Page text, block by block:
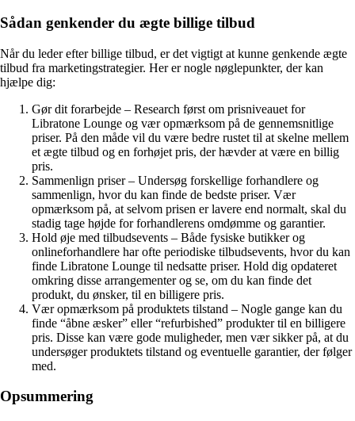
Sådan genkender du ægte billige tilbud
Når du leder efter billige tilbud, er det vigtigt at kunne genkende ægte
tilbud fra marketingstrategier. Her er nogle nøglepunkter, der kan
hjælpe dig:
Gør dit forarbejde – Research først om prisniveauet for
Libratone Lounge og vær opmærksom på de gennemsnitlige
priser. På den måde vil du være bedre rustet til at skelne mellem
et ægte tilbud og en forhøjet pris, der hævder at være en billig
pris.
Sammenlign priser – Undersøg forskellige forhandlere og
sammenlign, hvor du kan finde de bedste priser. Vær
opmærksom på, at selvom prisen er lavere end normalt, skal du
stadig tage højde for forhandlerens omdømme og garantier.
Hold øje med tilbudsevents – Både fysiske butikker og
onlineforhandlere har ofte periodiske tilbudsevents, hvor du kan
finde Libratone Lounge til nedsatte priser. Hold dig opdateret
omkring disse arrangementer og se, om du kan finde det
produkt, du ønsker, til en billigere pris.
Vær opmærksom på produktets tilstand – Nogle gange kan du
finde “åbne æsker” eller “refurbished” produkter til en billigere
pris. Disse kan være gode muligheder, men vær sikker på, at du
undersøger produktets tilstand og eventuelle garantier, der følger
med.
Opsummering